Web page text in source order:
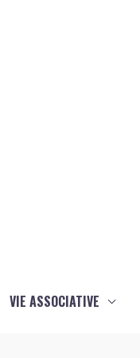
VIE ASSOCIATIVE